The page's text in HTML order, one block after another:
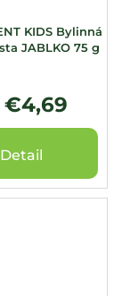
KIDS Bylinná
JABLKO 75 g
€4,69
Detail